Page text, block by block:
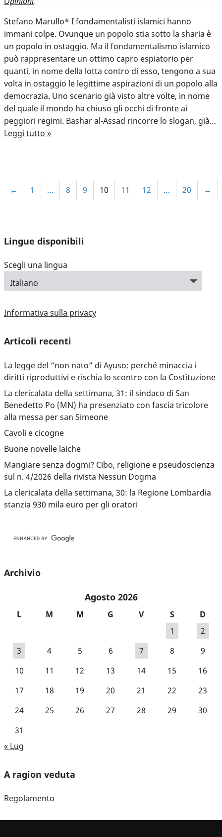
Stefano Marullo* I fondamentalisti islamici hanno
immani colpe. Ovunque un popolo stia sotto la sharia è
un popolo in ostaggio. Ma il fondamentalismo islamico
può rappresentare un ottimo capro espiatorio per
quanti, in nome della lotta contro di esso, tengono a sua
volta in ostaggio le legittime aspirazioni di un popolo alla
democrazia. Uno scenario già visto altre volte, in nome
del quale il mondo ha chiuso gli occhi di fronte ai
peggiori regimi. Bashar al-Assad rincorre lo slogan, già…
Leggi tutto »
← 1 … 8 9 10 11 12 … 20 →
Lingue disponibili
Scegli una lingua
Informativa sulla privacy
Articoli recenti
La legge del “non nato” di Ayuso: perché minaccia i
diritti riproduttivi e rischia lo scontro con la Costituzione
La clericalata della settimana, 31: il sindaco di San
Benedetto Po (MN) ha presenziato con fascia tricolore
alla messa per san Simeone
Cavoli e cicogne
Buone novelle laiche
Mangiare senza dogmi? Cibo, religione e pseudoscienza
sul n. 4/2026 della rivista Nessun Dogma
La clericalata della settimana, 30: la Regione Lombardia
stanzia 930 mila euro per gli oratori
Archivio
Agosto 2026
L M M G V S
D
1
2
3
4 5 6 7 8
9
10
11 12 13 14 15
16
17
18 19 20 21 22
23
24
25 26 27 28 29
30
31
« Lug
A ragion veduta
Regolamento